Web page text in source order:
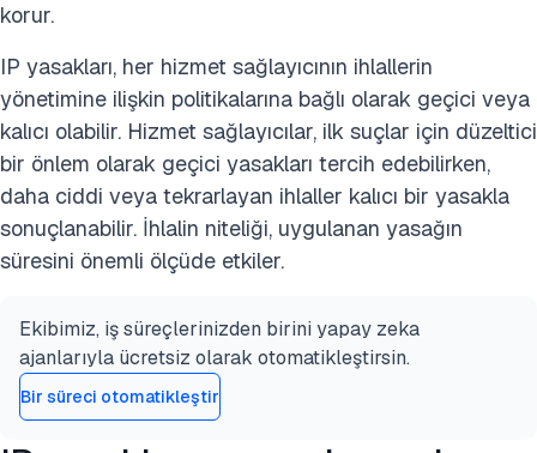
korur.
IP yasakları, her hizmet sağlayıcının ihlallerin
yönetimine ilişkin politikalarına bağlı olarak geçici veya
kalıcı olabilir. Hizmet sağlayıcılar, ilk suçlar için düzeltici
bir önlem olarak geçici yasakları tercih edebilirken,
daha ciddi veya tekrarlayan ihlaller kalıcı bir yasakla
sonuçlanabilir. İhlalin niteliği, uygulanan yasağın
süresini önemli ölçüde etkiler.
Ekibimiz, iş süreçlerinizden birini yapay zeka
ajanlarıyla ücretsiz olarak otomatikleştirsin.
Bir süreci otomatikleştir